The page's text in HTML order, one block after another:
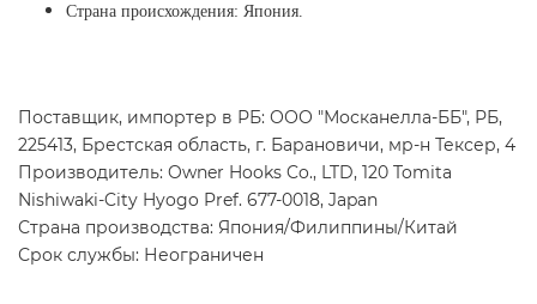
Страна происхождения: Япония.
Поставщик, импортер в РБ: ООО "Москанелла-ББ", РБ,
225413, Брестская область, г. Барановичи, мр-н Тексер, 4
Производитель: Owner Hooks Co., LTD, 120 Tomita
Nishiwaki-City Hyogo Pref. 677-0018, Japan
Страна производства: Япония/Филиппины/Китай
Срок службы: Неограничен